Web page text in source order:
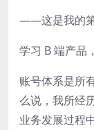
——这是我的
学习 B 端产品
账号体系是所
么说，我所经
业务发展过程